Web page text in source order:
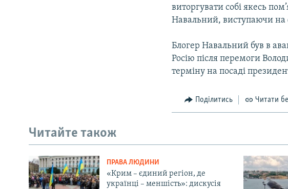
виторгувати собі якесь
Навальний, виступаючи на
Блогер Навальний був в
Росію після перемоги
терміну на посаді
Поділитись Читати
Читайте також
ПРАВА ЛЮДИНИ
«Крим – єдиний регіон, де
українці – меншість»: дискусія